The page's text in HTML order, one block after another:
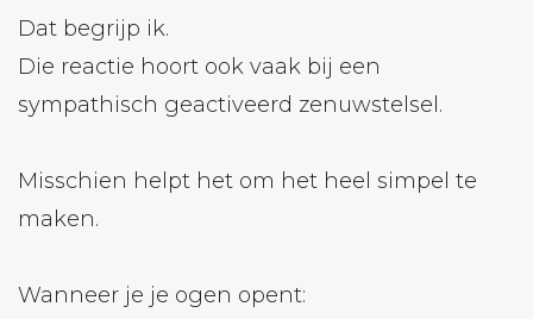
Dat begrijp ik.
Die reactie hoort ook vaak bij een
sympathisch geactiveerd zenuwstelsel.
Misschien helpt het om het heel simpel te
maken.
Wanneer je je ogen opent: